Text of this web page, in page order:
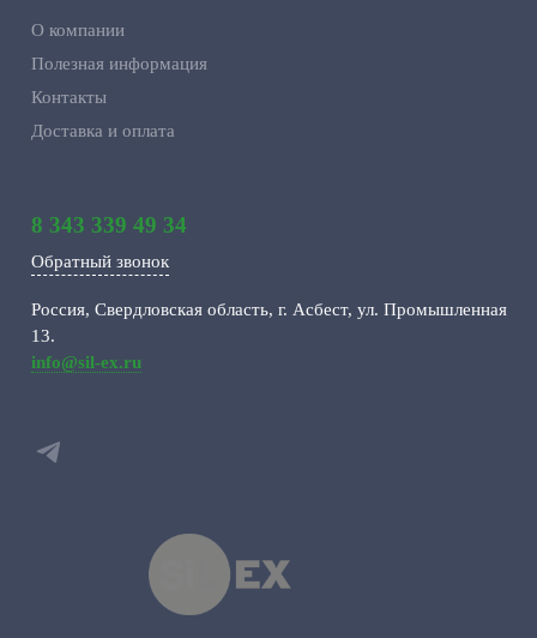
О компании
Полезная информация
Контакты
Доставка и оплата
8 343 339 49 34
Обратный звонок
Россия, Свердловская область, г. Асбест, ул. Промышленная
13.
info@sil-ex.ru